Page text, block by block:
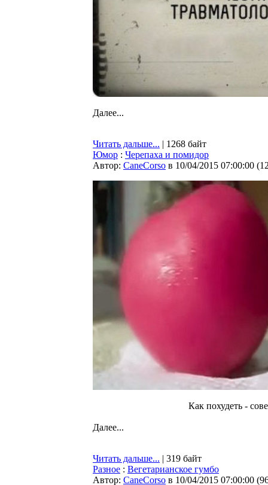
Далее...
Читать дальше... | 1268 байт
Юмор : Черепаха и помидор
Автор: CaneCorso в 10/04/2015 07:00:00 (
Как похудеть -
Далее...
Читать дальше... | 319 байт
Разное : Вегетарианское гумбо
Автор: CaneCorso в 10/04/2015 07:00:00 (